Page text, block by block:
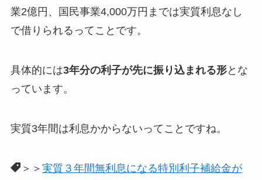
業2億円、国民事業4,000万円までは実質利息なし
で借りられるってことです。
具体的には3年分の利子が先に振り込まれる形とな
っています。
実質3年間は利息かからないってことですね。
＞＞ 実質３年間無利息になる特別利子補給金が